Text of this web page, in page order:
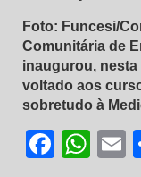
Foto: Funcesi/
Comunitária de
inaugurou, nesta
voltado aos
sobretudo à